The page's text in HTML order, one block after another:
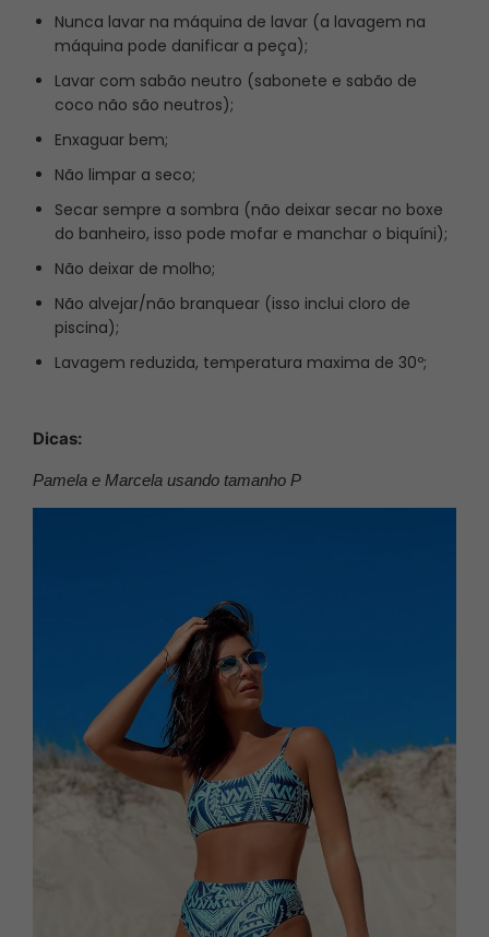
acompanhar em seus melhores momentos.
Tecido com tecnologia UV 50+ que oferece proteção
solar para sua pele bloqueando em até 98% a entrada
Lycra (85% poliamida e 15% elastano) que proporciona
conforto e secagem rápida
Forrado e costurado com fio de helanca que proporciona
maior durabilidade
Costura embutida
Elástico nas cordas para a marquinha perfeita
Tencnologia Air que permite a passagem de ar para
facilitar a ventilação, a respirabilidade e a secagem do
suor, auxiliando na regulação e temperatura do corpo.